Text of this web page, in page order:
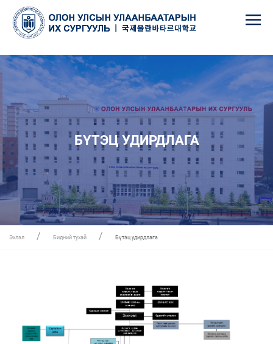
БҮТЭЦ УДИРДЛАГА
Эхлэл Бидний тухай Бүтэц удирдлага